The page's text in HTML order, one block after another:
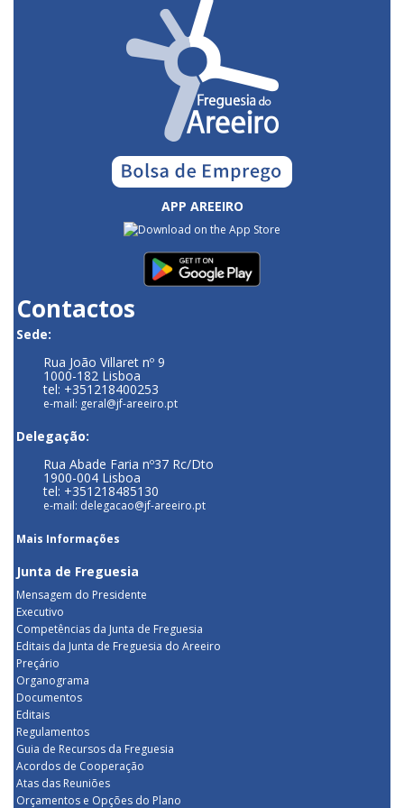
APP AREEIRO
Contactos
Sede:
Rua João Villaret nº 9
1000-182 Lisboa
tel: +351218400253
e-mail: geral@jf-areeiro.pt
Delegação:
Rua Abade Faria nº37 Rc/Dto
1900-004 Lisboa
tel: +351218485130
e-mail: delegacao@jf-areeiro.pt
Mais Informações
Junta de Freguesia
Mensagem do Presidente
Executivo
Competências da Junta de Freguesia
Editais da Junta de Freguesia do Areeiro
Preçário
Organograma
Documentos
Editais
Regulamentos
Guia de Recursos da Freguesia
Acordos de Cooperação
Atas das Reuniões
Orçamentos e Opções do Plano